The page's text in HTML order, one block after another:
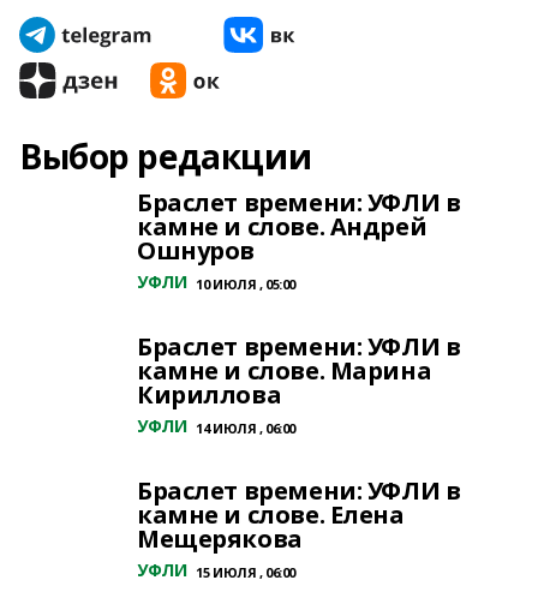
Выбор редакции
Браслет времени: УФЛИ в
камне и слове. Андрей
Ошнуров
УФЛИ 10 ИЮЛЯ , 05:00
Браслет времени: УФЛИ в
камне и слове. Марина
Кириллова
УФЛИ 14 ИЮЛЯ , 06:00
Браслет времени: УФЛИ в
камне и слове. Елена
Мещерякова
УФЛИ 15 ИЮЛЯ , 06:00